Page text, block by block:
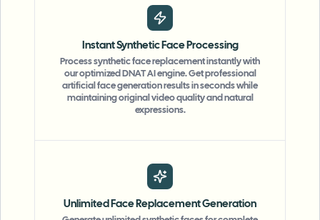
Instant Synthetic Face Processing
Process synthetic face replacement instantly with
our optimized DNAT AI engine. Get professional
artificial face generation results in seconds while
maintaining original video quality and natural
expressions.
Unlimited Face Replacement Generation